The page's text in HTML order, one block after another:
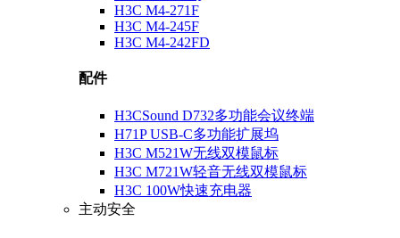
H3C M4-271F
H3C M4-245F
H3C M4-242FD
配件
H3CSound D732多功能会议终端
H71P USB-C多功能扩展坞
H3C M521W无线双模鼠标
H3C M721W轻音无线双模鼠标
H3C 100W快速充电器
主动安全